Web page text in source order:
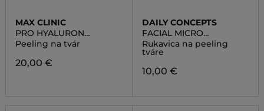
MAX CLINIC
PRO HYALURON
PEELING GEL
Peeling na tvár
20,00 €
DAILY CONCEPTS
FACIAL MICRO
SCRUBBER
Rukavica na peeling
tváre
10,00 €